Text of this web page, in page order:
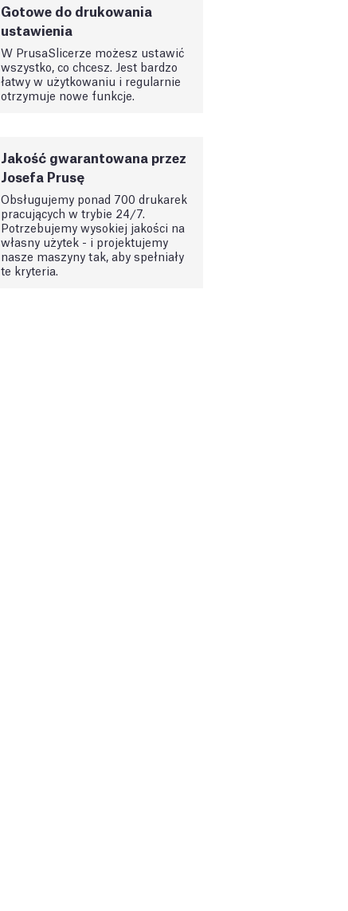
Gotowe do drukowania
ustawienia
W PrusaSlicerze możesz ustawić
wszystko, co chcesz. Jest bardzo
łatwy w użytkowaniu i regularnie
otrzymuje nowe funkcje.
Jakość gwarantowana przez
Josefa Prusę
Obsługujemy ponad 700 drukarek
pracujących w trybie 24/7.
Potrzebujemy wysokiej jakości na
własny użytek - i projektujemy
nasze maszyny tak, aby spełniały
te kryteria.